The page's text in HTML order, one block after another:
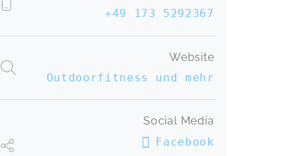
+49 173 5292367
Website
Outdoorfitness und mehr
Social Media
Facebook